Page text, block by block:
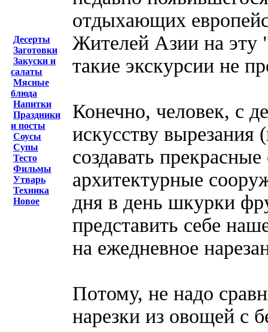
Десерты
Заготовки
Закуски и
салаты
Мясные
блюда
Напитки
Праздники
и посты
Соусы
Супы
Тесто
Фильмы
Утварь
Техника
Новое
отдыхающих
Жителей Азии на эту
такие экскурсии не
Конечно, человек, с
искусству вырезания
создавать
архитектурные
дня в день шкурки
представить себе
на ежедневное
Потому, не надо
нарезки из овощей с